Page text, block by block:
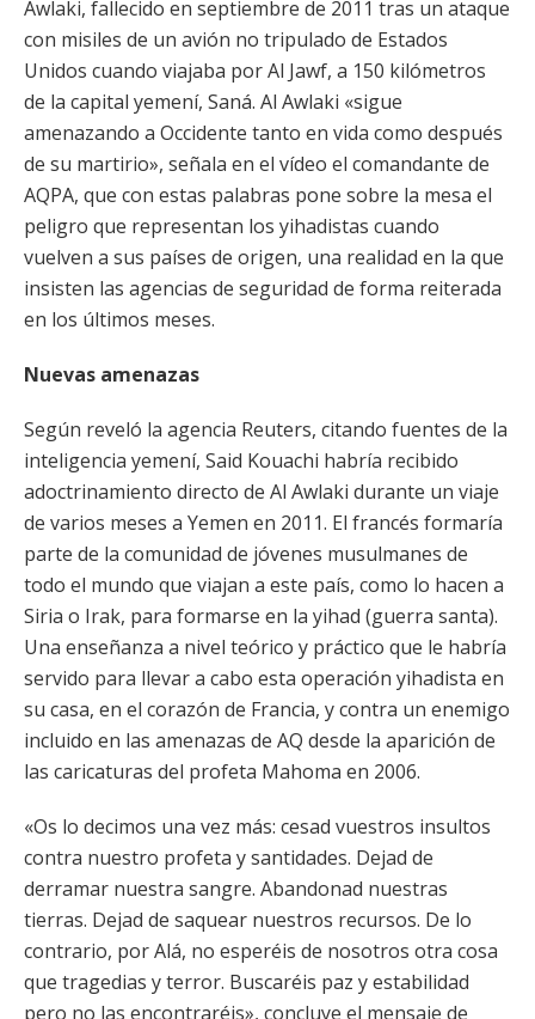
Awlaki, fallecido en septiembre de 2011 tras un ataque
con misiles de un avión no tripulado de Estados
Unidos cuando viajaba por Al Jawf, a 150 kilómetros
de la capital yemení, Saná. Al Awlaki «sigue
amenazando a Occidente tanto en vida como después
de su martirio», señala en el vídeo el comandante de
AQPA, que con estas palabras pone sobre la mesa el
peligro que representan los yihadistas cuando
vuelven a sus países de origen, una realidad en la que
insisten las agencias de seguridad de forma reiterada
en los últimos meses.
Nuevas amenazas
Según reveló la agencia Reuters, citando fuentes de la
inteligencia yemení, Said Kouachi habría recibido
adoctrinamiento directo de Al Awlaki durante un viaje
de varios meses a Yemen en 2011. El francés formaría
parte de la comunidad de jóvenes musulmanes de
todo el mundo que viajan a este país, como lo hacen a
Siria o Irak, para formarse en la yihad (guerra santa).
Una enseñanza a nivel teórico y práctico que le habría
servido para llevar a cabo esta operación yihadista en
su casa, en el corazón de Francia, y contra un enemigo
incluido en las amenazas de AQ desde la aparición de
las caricaturas del profeta Mahoma en 2006.
«Os lo decimos una vez más: cesad vuestros insultos
contra nuestro profeta y santidades. Dejad de
derramar nuestra sangre. Abandonad nuestras
tierras. Dejad de saquear nuestros recursos. De lo
contrario, por Alá, no esperéis de nosotros otra cosa
que tragedias y terror. Buscaréis paz y estabilidad
pero no las encontraréis», concluye el mensaje de